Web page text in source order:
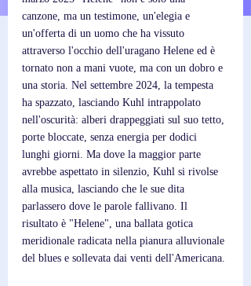
canzone, ma un testimone, un'elegia e
un'offerta di un uomo che ha vissuto
attraverso l'occhio dell'uragano Helene ed è
tornato non a mani vuote, ma con un dobro e
una storia. Nel settembre 2024, la tempesta
ha spazzato, lasciando Kuhl intrappolato
nell'oscurità: alberi drappeggiati sul suo tetto,
porte bloccate, senza energia per dodici
lunghi giorni. Ma dove la maggior parte
avrebbe aspettato in silenzio, Kuhl si rivolse
alla musica, lasciando che le sue dita
parlassero dove le parole fallivano. Il
risultato è "Helene", una ballata gotica
meridionale radicata nella pianura alluvionale
del blues e sollevata dai venti dell'Americana.